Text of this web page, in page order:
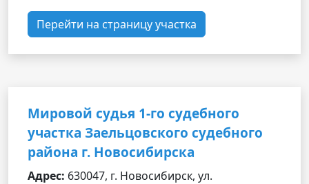
Перейти на страницу участка
Мировой судья 1-го судебного
участка Заельцовского судебного
района г. Новосибирска
Адрес: 630047, г. Новосибирск, ул.